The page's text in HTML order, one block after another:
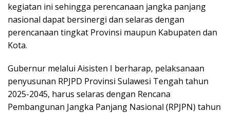
kegiatan ini sehingga perencanaan jangka panjang
nasional dapat bersinergi dan selaras dengan
perencanaan tingkat Provinsi maupun Kabupaten dan
Kota.
Gubernur melalui Aisisten I berharap, pelaksanaan
penyusunan RPJPD Provinsi Sulawesi Tengah tahun
2025-2045, harus selaras dengan Rencana
Pembangunan Jangka Panjang Nasional (RPJPN) tahun